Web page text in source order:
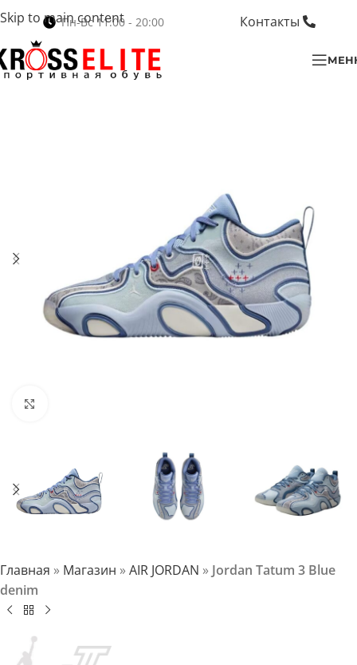
Skip to main content
Пн-Вс 11:00 - 20:00 Контакты
Главная » Магазин »AIR JORDAN » Jordan Tatum 3 Blue
denim